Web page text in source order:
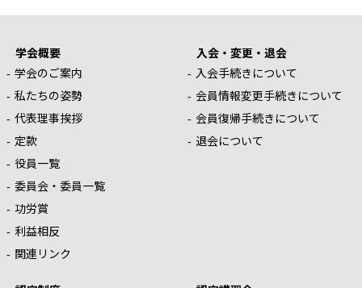
学会概要
学会のご案内
私たちの姿勢
代表理事挨拶
定款
役員一覧
委員会・委員一覧
功労賞
利益相反
関連リンク
入会・変更・退会
入会手続きについて
会員情報変更手続きについて
会員復帰手続きについて
退会について